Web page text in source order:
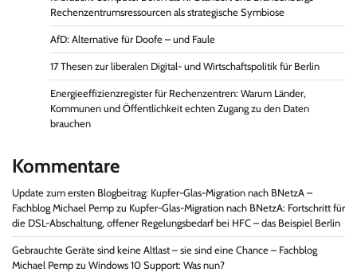
Rechenzentrumsressourcen als strategische Symbiose
AfD: Alternative für Doofe – und Faule
17 Thesen zur liberalen Digital- und Wirtschaftspolitik für Berlin
Energieeffizienzregister für Rechenzentren: Warum Länder,
Kommunen und Öffentlichkeit echten Zugang zu den Daten
brauchen
Kommentare
Update zum ersten Blogbeitrag: Kupfer-Glas-Migration nach BNetzA –
Fachblog Michael Pemp zu Kupfer-Glas-Migration nach BNetzA: Fortschritt für
die DSL-Abschaltung, offener Regelungsbedarf bei HFC – das Beispiel Berlin
Gebrauchte Geräte sind keine Altlast – sie sind eine Chance – Fachblog
Michael Pemp zu Windows 10 Support: Was nun?